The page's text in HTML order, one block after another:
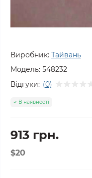
Виробник: Тайвань
Модель: 548232
Відгуки: (0)
В наявності
913 грн.
$20